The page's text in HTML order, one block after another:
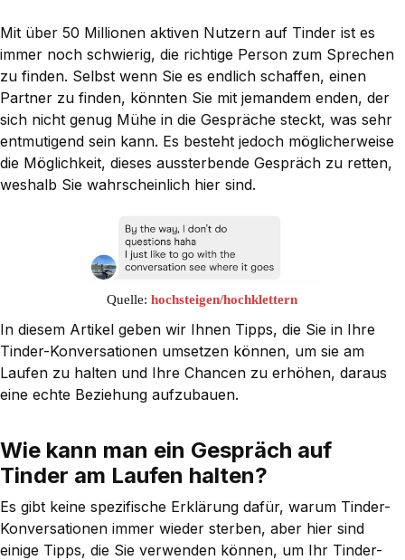
Mit über 50 Millionen aktiven Nutzern auf Tinder ist es
immer noch schwierig, die richtige Person zum Sprechen
zu finden. Selbst wenn Sie es endlich schaffen, einen
Partner zu finden, könnten Sie mit jemandem enden, der
sich nicht genug Mühe in die Gespräche steckt, was sehr
entmutigend sein kann. Es besteht jedoch möglicherweise
die Möglichkeit, dieses aussterbende Gespräch zu retten,
weshalb Sie wahrscheinlich hier sind.
Quelle:hochsteigen/hochklettern
In diesem Artikel geben wir Ihnen Tipps, die Sie in Ihre
Tinder-Konversationen umsetzen können, um sie am
Laufen zu halten und Ihre Chancen zu erhöhen, daraus
eine echte Beziehung aufzubauen.
Wie kann man ein Gespräch auf
Tinder am Laufen halten?
Es gibt keine spezifische Erklärung dafür, warum Tinder-
Konversationen immer wieder sterben, aber hier sind
einige Tipps, die Sie verwenden können, um Ihr Tinder-